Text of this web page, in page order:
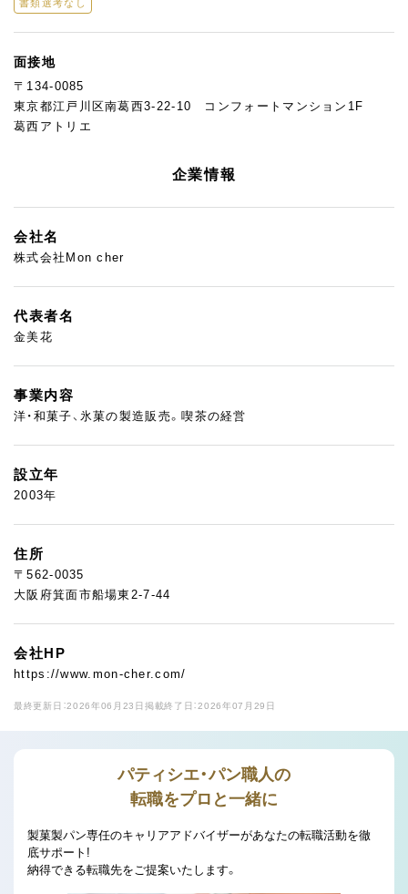
書類選考なし
面接地
〒134-0085
東京都江戸川区南葛西3-22-10 コンフォートマンション1F
葛西アトリエ
企業情報
会社名
株式会社Mon cher
代表者名
金美花
事業内容
洋・和菓子、氷菓の製造販売。喫茶の経営
設立年
2003年
住所
〒562-0035
大阪府箕面市船場東2-7-44
会社HP
https://www.mon-cher.com/
最終更新日：2026年06月23日 掲載終了日：2026年07月29日
パティシエ・パン職人の
転職をプロと一緒に
製菓製パン専任のキャリアアドバイザーがあなたの転職活動を徹
底サポート!
納得できる転職先をご提案いたします。